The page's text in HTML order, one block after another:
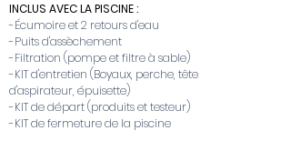
INCLUS AVEC LA PISCINE :
-Écumoire et 2 retours d'eau
-Puits d'assèchement
-Filtration (pompe et filtre à sable)
-KIT d'entretien (Boyaux, perche, tête
d'aspirateur, épuisette)
-KIT de départ (produits et testeur)
-KIT de fermeture de la piscine